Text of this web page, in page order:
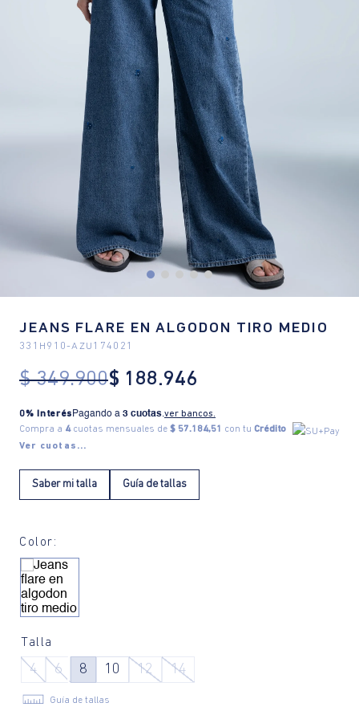
JEANS FLARE EN ALGODON TIRO MEDIO
331H910-AZU174021
$ 349.900$ 188.946
0% Interés Pagando a 3 cuotas.ver bancos.
Compra a 4cuotas mensuales de $ 57.184,51 con tu Crédito
Ver cuotas...
Saber mi talla Guía de tallas
Color:
Talla
4 6 8 10 12 14
Guía de tallas